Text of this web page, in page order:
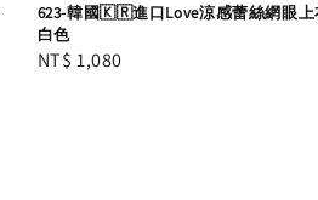
623-韓國🇰🇷進口Love涼感蕾絲網眼上
白色
Regular
NT$ 1,080